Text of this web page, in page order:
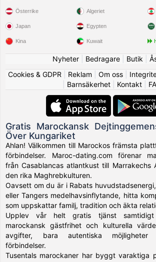
Österrike
Japan
Kina
Algeriet
Egypten
Kuwait
Nyheter| Bedragare| Butik
Cookies & GDPR
Reklam Om oss|
Barnsäkerhet| Kontakt|
Gratis Marockansk
Över Kungariket
Ahlan! Välkommen till Marockos främsta
förbindelser. Maroc-dating.com förenar
från Casablancas atlantkust till Marrakechs
den rika Maghrebkulturen.
Oavsett om du är i Rabats
eller Tangers medelhavsinflytande, hitta
som uppskattar familj, tradition och äkta
Upplev vår helt gratis tjänst
marockansk gästfrihet och kulturella
avgifter, bara autentiska möjligheter
förbindelser.
Tusentals marockaner har byggt varaktiga